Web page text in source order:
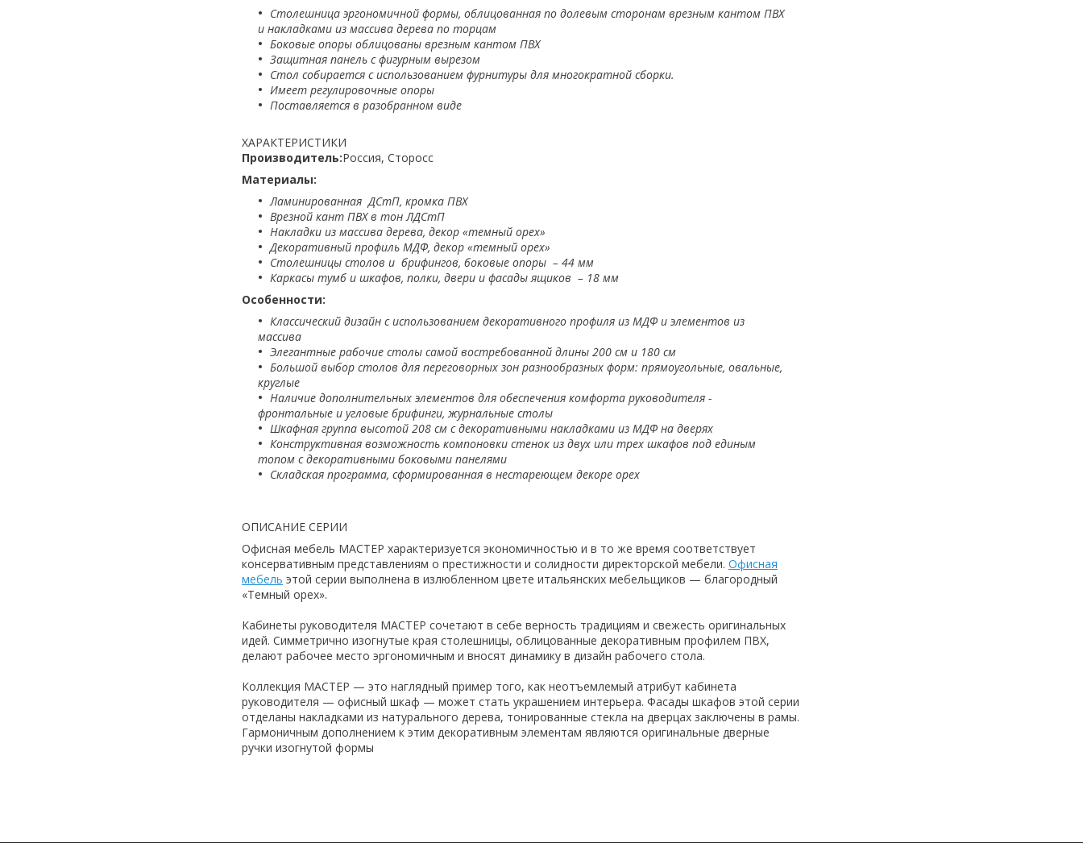
Столешница эргономичной формы, облицованная по долевым сторонам врезным кантом ПВХ
и накладками из массива дерева по торцам
Боковые опоры облицованы врезным кантом ПВХ
Защитная панель с фигурным вырезом
Стол собирается с использованием фурнитуры для многократной сборки.
Имеет регулировочные опоры
Поставляется в разобранном виде
ХАРАКТЕРИСТИКИ
Производитель:Россия, Сторосс
Материалы:
Ламинированная ДСтП, кромка ПВХ
Врезной кант ПВХ в тон ЛДСтП
Накладки из массива дерева, декор «темный орех»
Декоративный профиль МДФ, декор «темный орех»
Столешницы столов и брифингов, боковые опоры – 44 мм
Каркасы тумб и шкафов, полки, двери и фасады ящиков – 18 мм
Особенности:
Классический дизайн с использованием декоративного профиля из МДФ и элементов из
массива
Элегантные рабочие столы самой востребованной длины 200 см и 180 см
Большой выбор столов для переговорных зон разнообразных форм: прямоугольные, овальные,
круглые
Наличие дополнительных элементов для обеспечения комфорта руководителя -
фронтальные и угловые брифинги, журнальные столы
Шкафная группа высотой 208 см с декоративными накладками из МДФ на дверях
Конструктивная возможность компоновки стенок из двух или трех шкафов под единым
топом с декоративными боковыми панелями
Складская программа, сформированная в нестареющем декоре орех
ОПИСАНИЕ СЕРИИ
Офисная мебель МАСТЕР характеризуется экономичностью и в то же время соответствует
консервативным представлениям о престижности и солидности директорской мебели. Офисная
мебель этой серии выполнена в излюбленном цвете итальянских мебельщиков — благородный
«Темный орех».
Кабинеты руководителя МАСТЕР сочетают в себе верность традициям и свежесть оригинальных
идей. Симметрично изогнутые края столешницы, облицованные декоративным профилем ПВХ,
делают рабочее место эргономичным и вносят динамику в дизайн рабочего стола.
Коллекция МАСТЕР — это наглядный пример того, как неотъемлемый атрибут кабинета
руководителя — офисный шкаф — может стать украшением интерьера. Фасады шкафов этой серии
отделаны накладками из натурального дерева, тонированные стекла на дверцах заключены в рамы.
Гармоничным дополнением к этим декоративным элементам являются оригинальные дверные
ручки изогнутой формы